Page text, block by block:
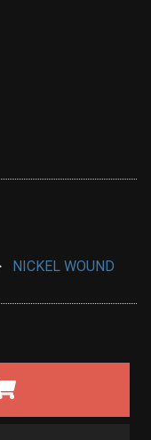
NICKEL WOUND